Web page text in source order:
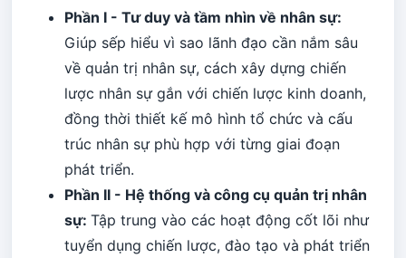
Phần I - Tư duy và tầm nhìn về nhân sự:
Giúp sếp hiểu vì sao lãnh đạo cần nắm sâu
về quản trị nhân sự, cách xây dựng chiến
lược nhân sự gắn với chiến lược kinh doanh,
đồng thời thiết kế mô hình tổ chức và cấu
trúc nhân sự phù hợp với từng giai đoạn
phát triển.
Phần II - Hệ thống và công cụ quản trị nhân
sự: Tập trung vào các hoạt động cốt lõi như
tuyển dụng chiến lược, đào tạo và phát triển